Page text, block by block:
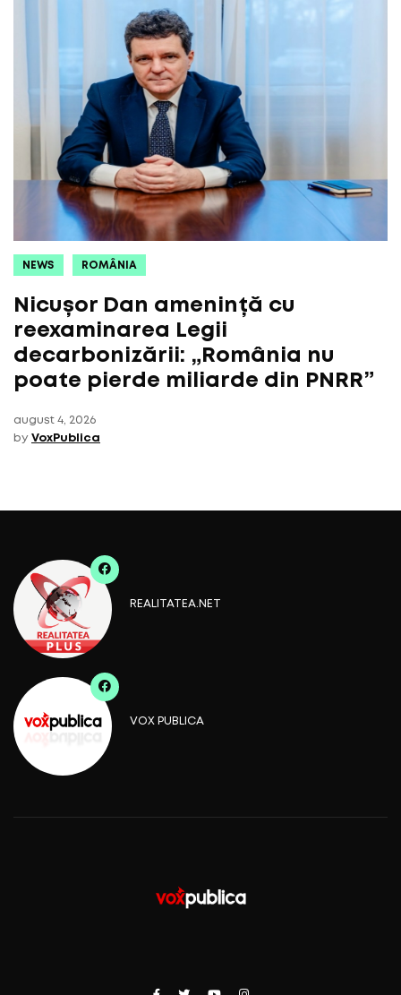
NEWS ROMÂNIA
Nicușor Dan amenință cu
reexaminarea Legii
decarbonizării: „România nu
poate pierde miliarde din PNRR”
august 4, 2026
by VoxPublica
REALITATEA.NET
VOX PUBLICA